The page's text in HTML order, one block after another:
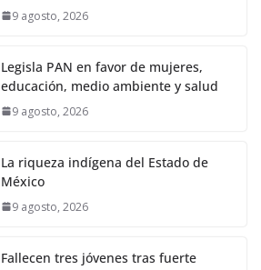
9 agosto, 2026
Legisla PAN en favor de mujeres,
educación, medio ambiente y salud
9 agosto, 2026
La riqueza indígena del Estado de
México
9 agosto, 2026
Fallecen tres jóvenes tras fuerte